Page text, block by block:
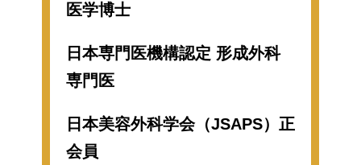
医学博士
日本専門医機構認定 形成外科
専門医
日本美容外科学会（JSAPS）正
会員